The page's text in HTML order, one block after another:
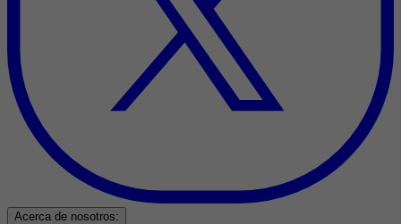
Acerca de nosotros: